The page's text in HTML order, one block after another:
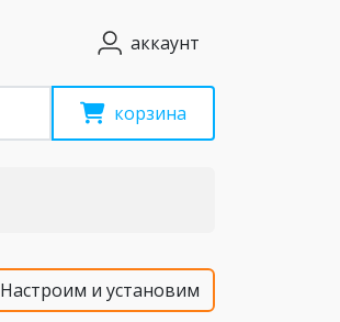
аккаунт
корзина
Настроим и установим